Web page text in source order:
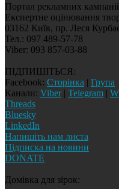
Портал рекламних
Експертне оцінювання
03162 Київ, пр. Леся
Тел.: 097 489-57-78
Viber: 093 857-03-88
ПІДПИШІТЬСЯ:
Facebook: Сторінка | Група
Канали: Viber| Telegram |
Threads
Bluesky
LinkedIn
Напишіть нам листа
Підписка на новини
DONATE
Домівка для зірок: